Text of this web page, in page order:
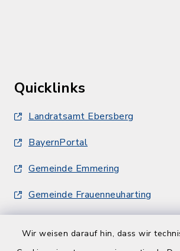
Wir weisen darauf hin, dass wir
Quicklinks
Landratsamt Ebersberg
BayernPortal
Gemeinde Emmering
Gemeinde Frauenneuharting